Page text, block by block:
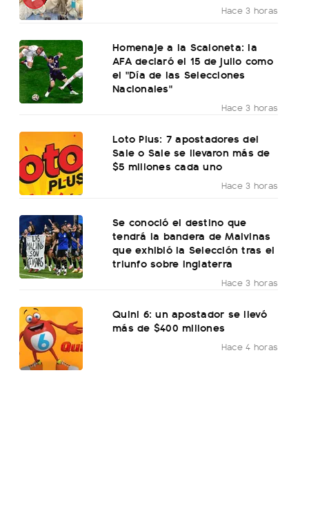
Hace 3 horas
Homenaje a la Scaloneta: la
AFA declaró el 15 de julio como
el "Día de las Selecciones
Nacionales"
Hace 3 horas
Loto Plus: 7 apostadores del
Sale o Sale se llevaron más de
$5 millones cada uno
Hace 3 horas
Se conoció el destino que
tendrá la bandera de Malvinas
que exhibió la Selección tras el
triunfo sobre Inglaterra
Hace 3 horas
Quini 6: un apostador se llevó
más de $400 millones
Hace 4 horas